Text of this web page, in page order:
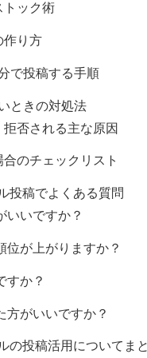
トック術
作り方
で投稿する手順
ときの対処法
否される主な原因
のチェックリスト
投稿でよくある質問
いいですか？
位が上がりますか？
すか？
方がいいですか？
の投稿活用についてま